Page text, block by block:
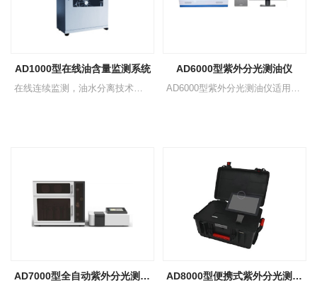
AD1000型在线油含量监测系统
在线连续监测，油水分离技术，自动监测，高效的正反磁力搅拌萃取，故障自检。
AD6000型紫外分光测油仪
AD6000型紫外分光测油仪适用于地表水、地下水和海水中石油类测定
AD7000型全自动紫外分光测油仪 AD8000型便携式紫外分光测油仪